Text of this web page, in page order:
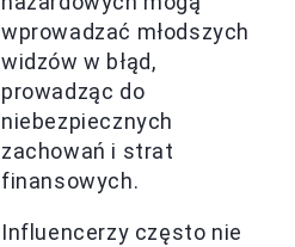
wprowadzać młodszych
widzów w błąd,
prowadząc do
niebezpiecznych
zachowań i strat
finansowych.
Influencerzy często nie